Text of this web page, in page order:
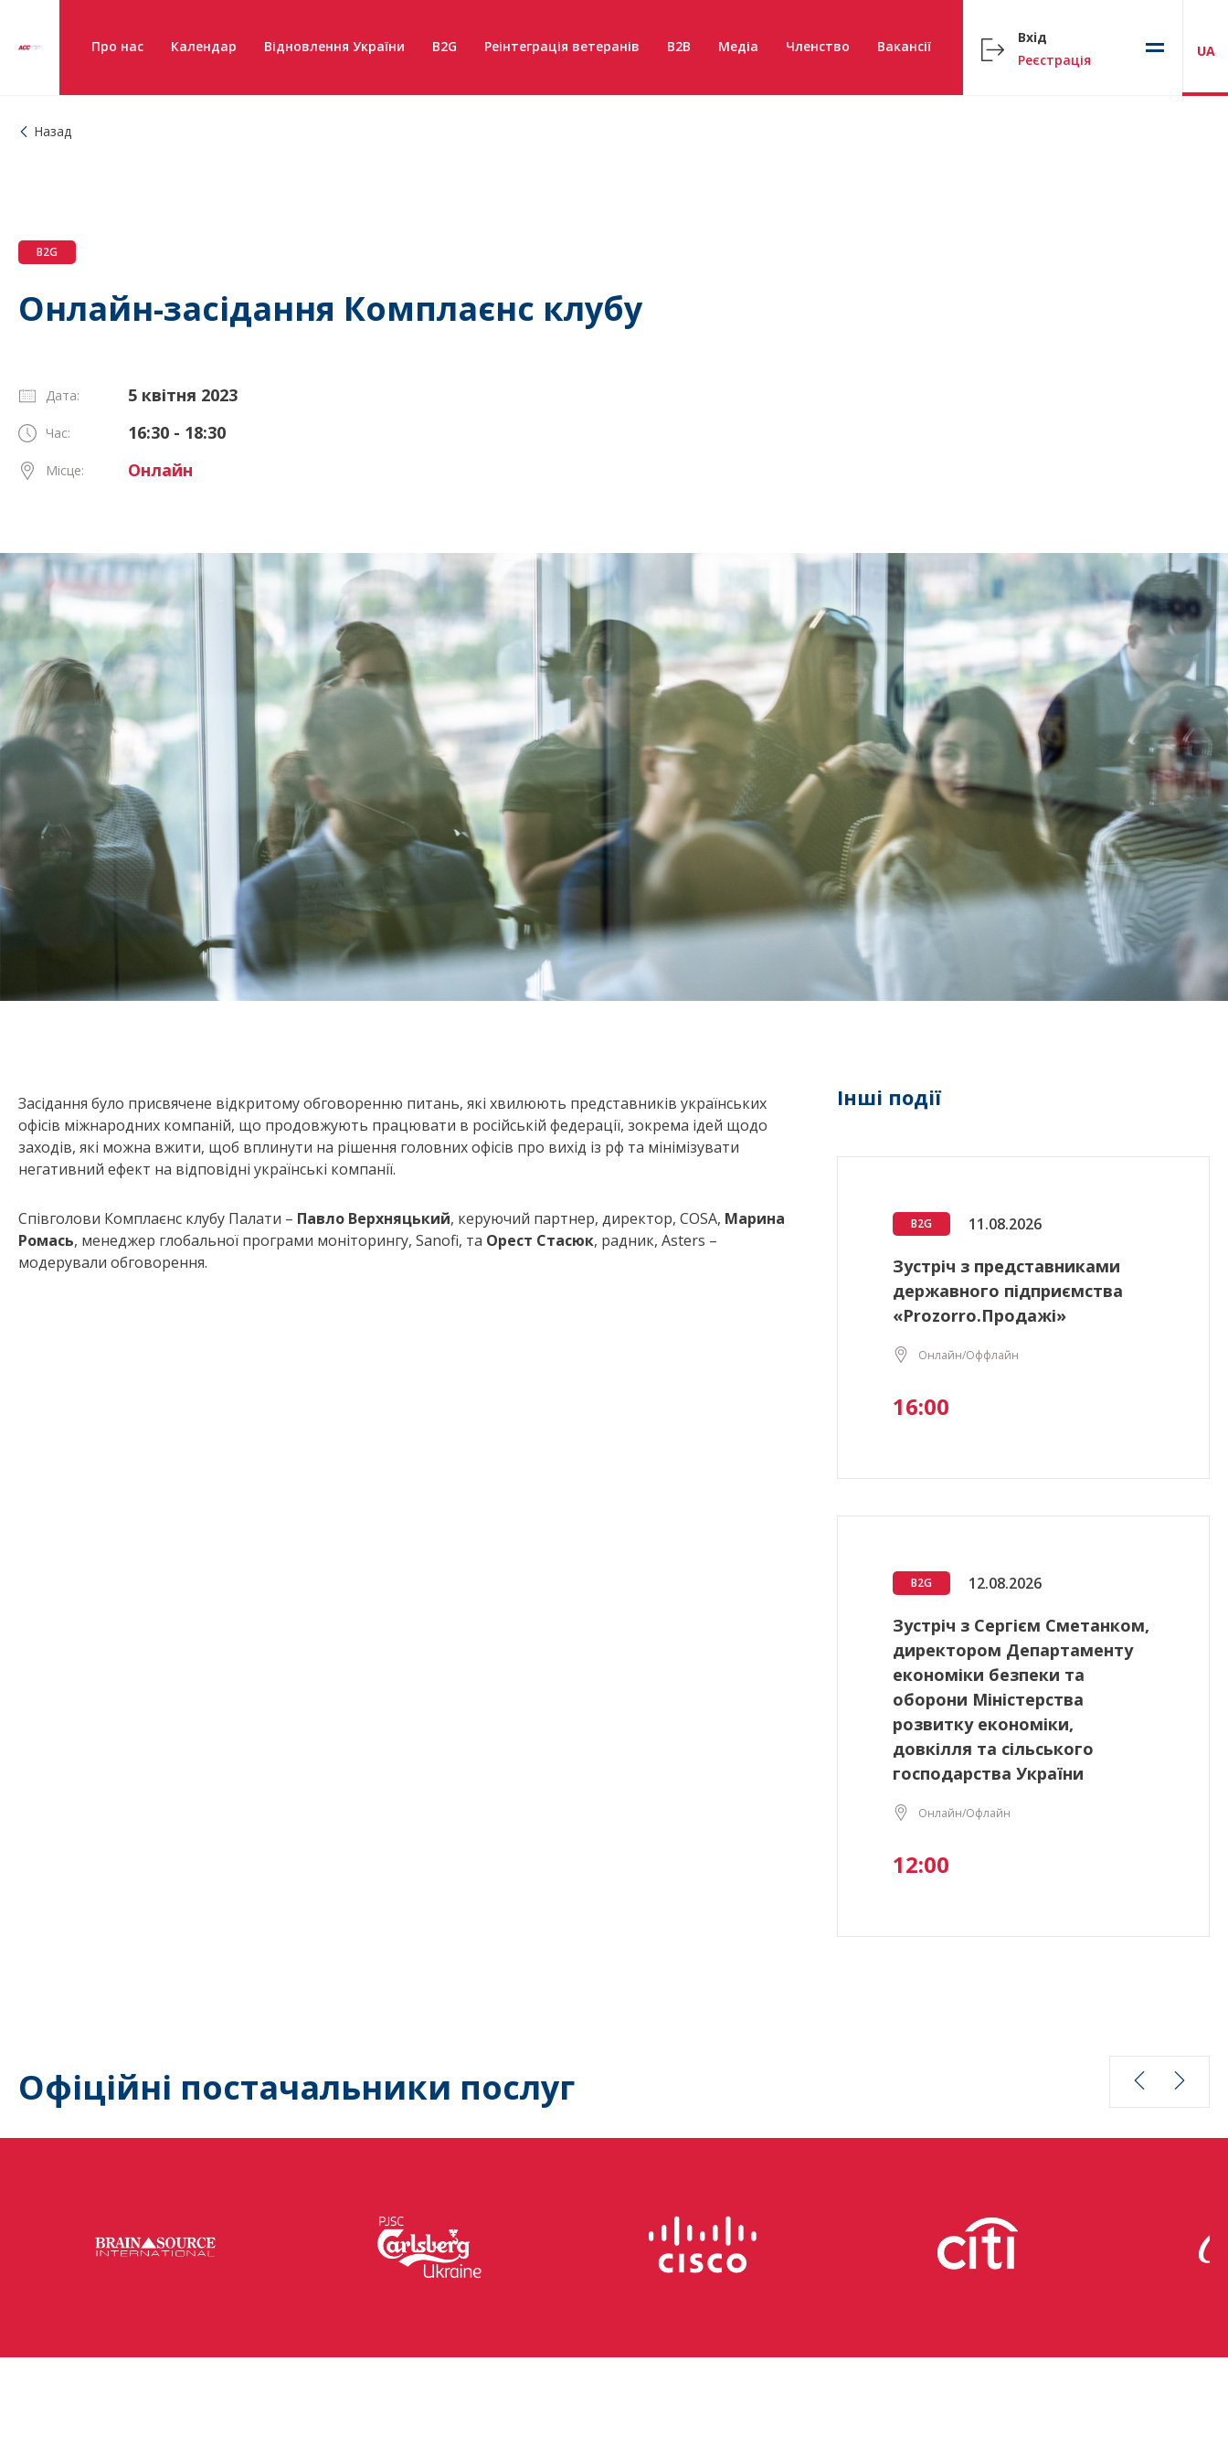
Про нас Календар Відновлення України B2G Реінтеграція ветеранів B2B Медіа Членство Вакансії
Вхід
Реєстрація
UA
Назад
B2G
Онлайн-засідання Комплаєнс клубу
Дата: 5 квітня 2023
Час: 16:30 - 18:30
Місце: Онлайн
Засідання було присвячене відкритому обговоренню питань, які хвилюють представників українських
офісів міжнародних компаній, що продовжують працювати в російській федерації, зокрема ідей щодо
заходів, які можна вжити, щоб вплинути на рішення головних офісів про вихід із рф та мінімізувати
негативний ефект на відповідні українські компанії.
Співголови Комплаєнс клубу Палати – Павло Верхняцький, керуючий партнер, директор, COSA, Марина
Ромась, менеджер глобальної програми моніторингу, Sanofi, та Орест Стасюк, радник, Asters –
модерували обговорення.
Інші події
B2G 11.08.2026
Зустріч з представниками
державного підприємства
«Prozorro.Продажі»
Онлайн/Оффлайн
16:00
B2G 12.08.2026
Зустріч з Сергієм Сметанком,
директором Департаменту
економіки безпеки та
оборони Міністерства
розвитку економіки,
довкілля та сільського
господарства України
Онлайн/Офлайн
12:00
Офіційні постачальники послуг